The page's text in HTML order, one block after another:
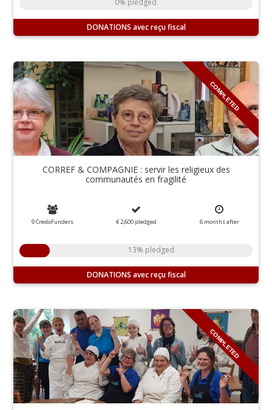
DONATIONS
COMPLETED
CORREF & COMPAGNIE : servir les religieux des
communautés en fragilité
9 CredoFunders € 2,600 pledged 6monthsafter
13% pledged
DONATIONS
COMPLETED